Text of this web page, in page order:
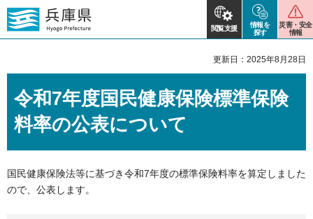
閲覧支援
情報を
探す
災害・安全
情報
更新日：2025年8月28日
令和7年度国民健康保険標準保険
料率の公表について
国民健康保険法等に基づき令和7年度の標準保険料率を算定しました
ので、公表します。